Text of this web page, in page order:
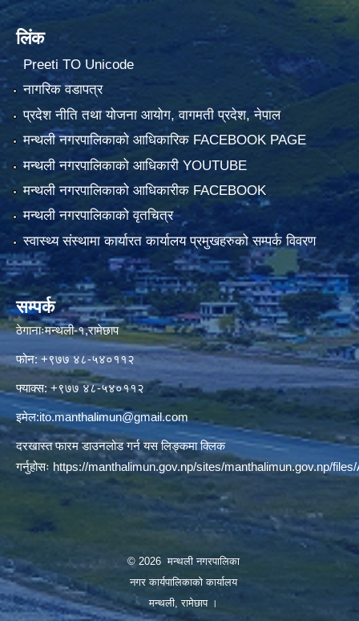
लिंक
Preeti TO Unicode
नागरिक वडापत्र
प्रदेश नीति तथा योजना आयोग, वागमती प्रदेश, नेपाल
मन्थली नगरपालिकाको आधिकारिक FACEBOOK PAGE
मन्थली नगरपालिकाको आधिकारी YOUTUBE
मन्थली नगरपालिकाको आधिकारीक FACEBOOK
मन्थली नगरपालिकाको वृतचित्र
स्वास्थ्य संस्थामा कार्यारत कार्यालय प्रमुखहरुको सम्पर्क विवरण
सम्पर्क
ठेगानाःमन्थली-१,रामेछाप
फोन: +९७७ ४८-५४०११२
फ्याक्स: +९७७ ४८-५४०११२
इमेल:ito.manthalimun@gmail.com
दरखास्त फारम डाउनलोड गर्न यस लिङ्कमा क्लिक
गर्नुहोसः https://manthalimun.gov.np/sites/manthalimun.gov.np/
© 2026 मन्थली नगरपालिका
नगर कार्यपालिकाको कार्यालय
मन्थली, रामेछाप ।